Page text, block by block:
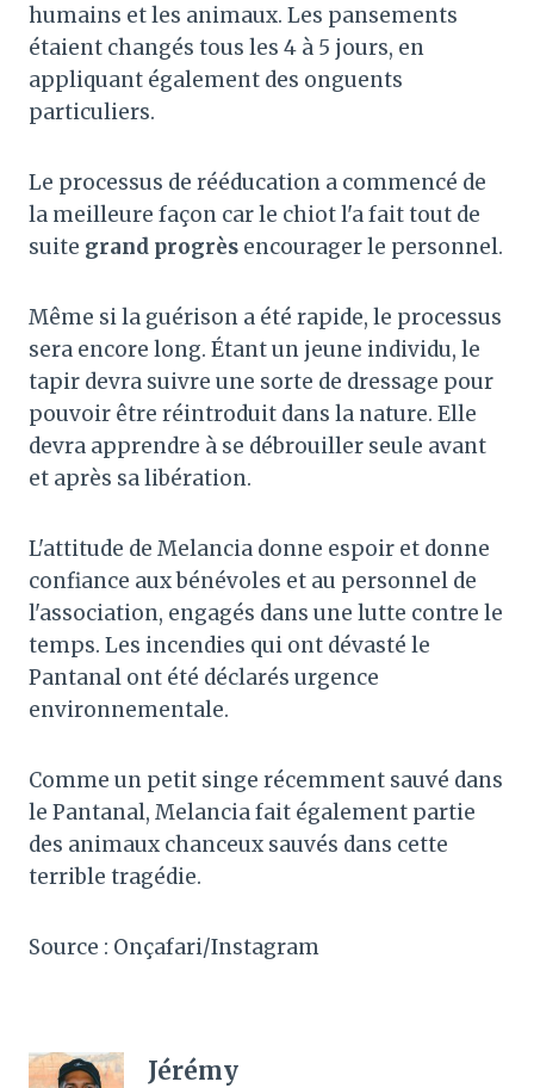
humains et les animaux. Les pansements
étaient changés tous les 4 à 5 jours, en
appliquant également des onguents
particuliers.
Le processus de rééducation a commencé de
la meilleure façon car le chiot l'a fait tout de
suite grand progrès encourager le personnel.
Même si la guérison a été rapide, le processus
sera encore long. Étant un jeune individu, le
tapir devra suivre une sorte de dressage pour
pouvoir être réintroduit dans la nature. Elle
devra apprendre à se débrouiller seule avant
et après sa libération.
L'attitude de Melancia donne espoir et donne
confiance aux bénévoles et au personnel de
l'association, engagés dans une lutte contre le
temps. Les incendies qui ont dévasté le
Pantanal ont été déclarés urgence
environnementale.
Comme un petit singe récemment sauvé dans
le Pantanal, Melancia fait également partie
des animaux chanceux sauvés dans cette
terrible tragédie.
Source : Onçafari/Instagram
Jérémy